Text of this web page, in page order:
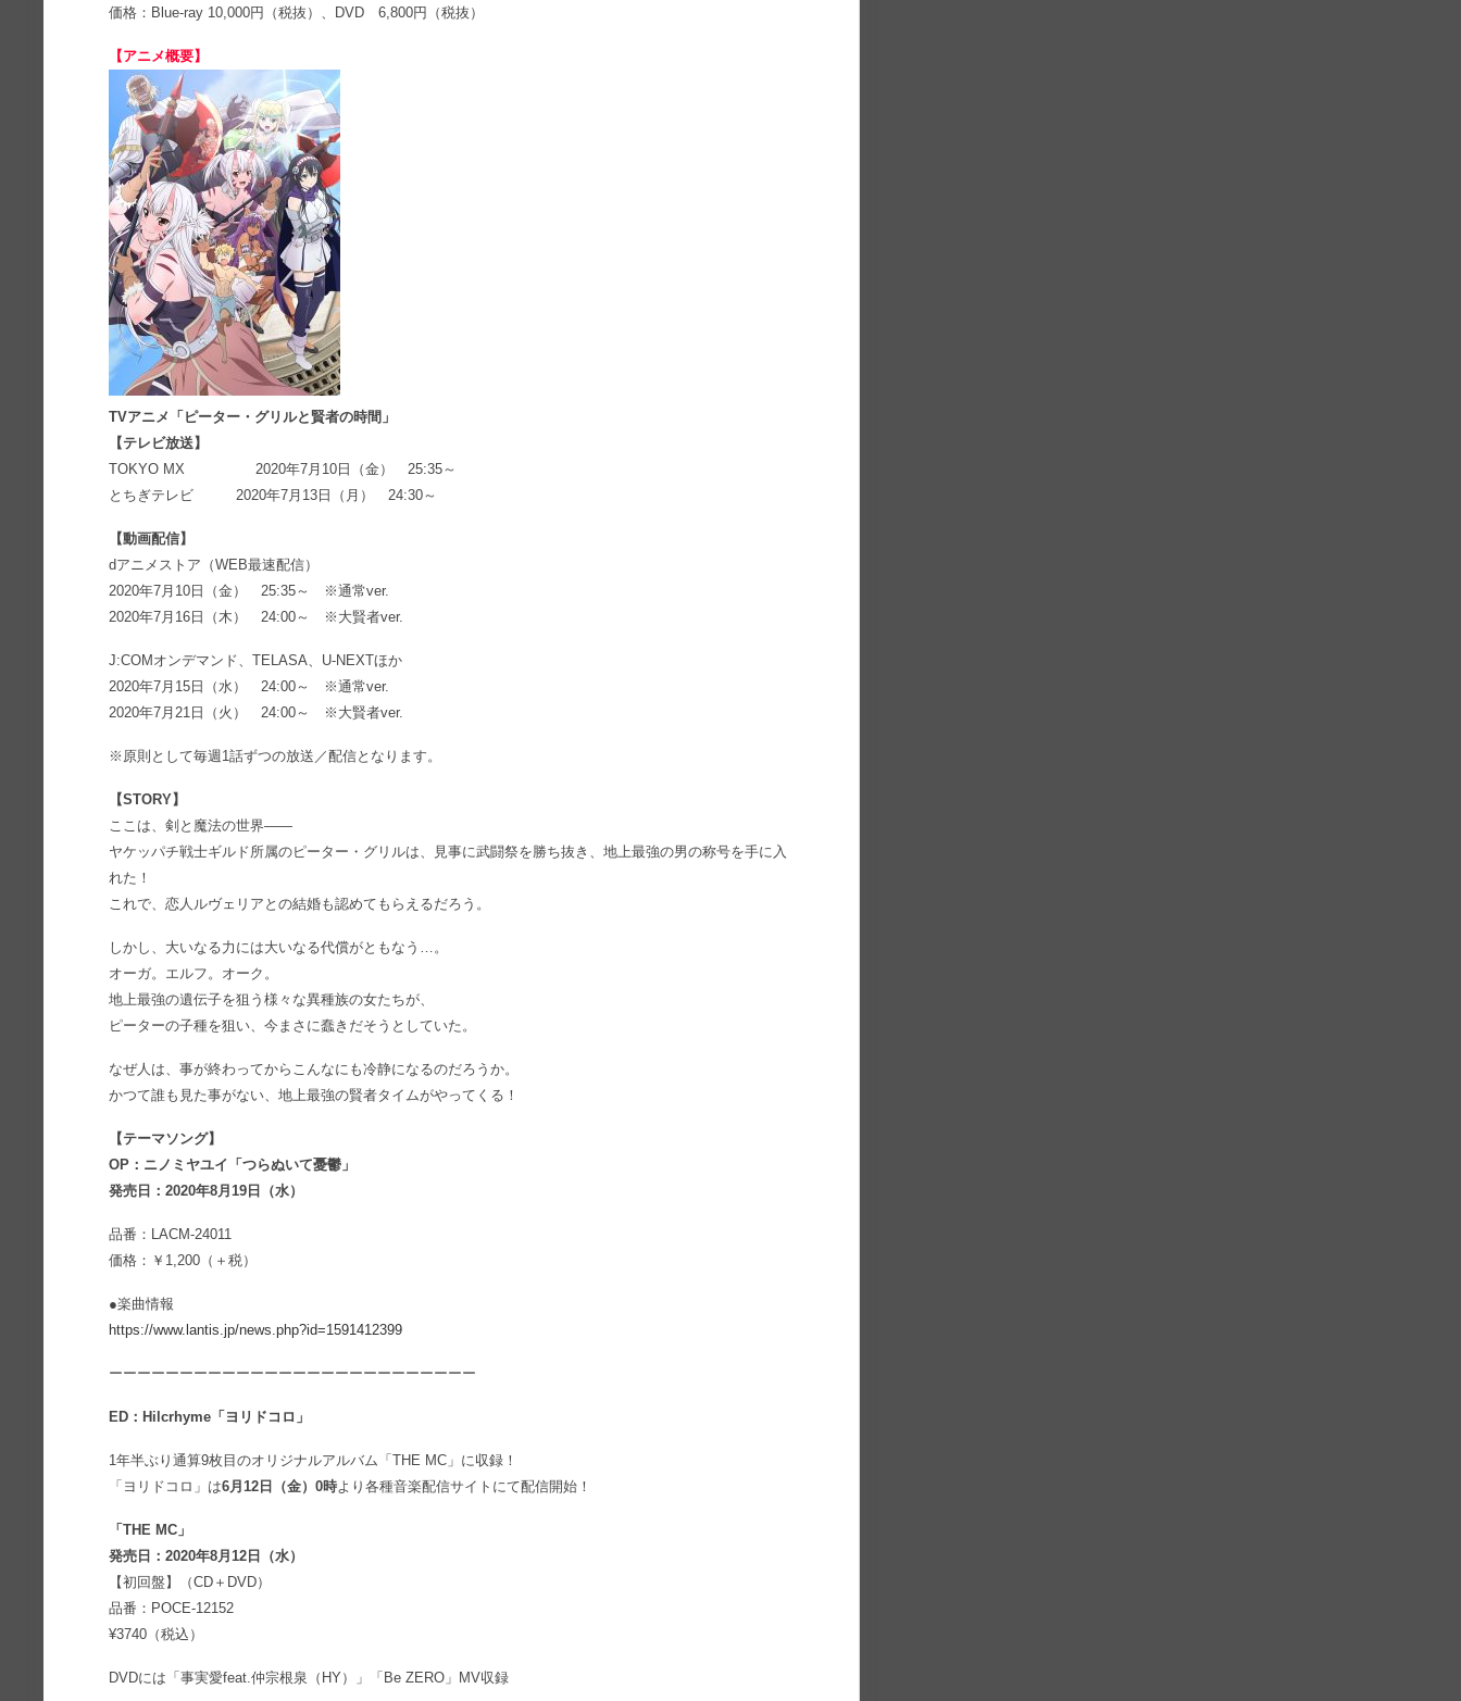
価格：Blue-ray 10,000円（税抜）、DVD 6,800円（税抜）
【アニメ概要】
TVアニメ「ピーター・グリルと賢者の時間」
【テレビ放送】
TOKYO MX 2020年7月10日（金） 25:35～
とちぎテレビ 2020年7月13日（月） 24:30～
【動画配信】
dアニメストア（WEB最速配信）
2020年7月10日（金） 25:35～ ※通常ver.
2020年7月16日（木） 24:00～ ※大賢者ver.
J:COMオンデマンド、TELASA、U-NEXTほか
2020年7月15日（水） 24:00～ ※通常ver.
2020年7月21日（火） 24:00～ ※大賢者ver.
※原則として毎週1話ずつの放送／配信となります。
【STORY】
ここは、剣と魔法の世界――
ヤケッパチ戦士ギルド所属のピーター・グリルは、見事に武闘祭を勝ち抜き、地上最強の男の称号を手に入
れた！
これで、恋人ルヴェリアとの結婚も認めてもらえるだろう。
しかし、大いなる力には大いなる代償がともなう…。
オーガ。エルフ。オーク。
地上最強の遺伝子を狙う様々な異種族の女たちが、
ピーターの子種を狙い、今まさに蠢きだそうとしていた。
なぜ人は、事が終わってからこんなにも冷静になるのだろうか。
かつて誰も見た事がない、地上最強の賢者タイムがやってくる！
【テーマソング】
OP：ニノミヤユイ「つらぬいて憂鬱」
発売日：2020年8月19日（水）
品番：LACM-24011
価格：￥1,200（＋税）
●楽曲情報
https://www.lantis.jp/news.php?id=1591412399
ーーーーーーーーーーーーーーーーーーーーーーーーーー
ED：Hilcrhyme「ヨリドコロ」
1年半ぶり通算9枚目のオリジナルアルバム「THE MC」に収録！
「ヨリドコロ」は6月12日（金）0時より各種音楽配信サイトにて配信開始！
「THE MC」
発売日：2020年8月12日（水）
【初回盤】（CD＋DVD）
品番：POCE-12152
¥3740（税込）
DVDには「事実愛feat.仲宗根泉（HY）」「Be ZERO」MV収録